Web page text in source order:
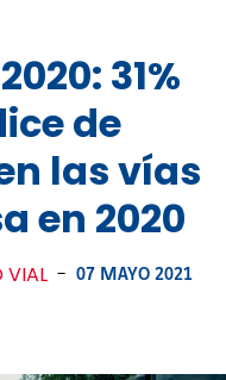
31%
de
las vías
en 2020
VIAL - 07 MAYO 2021